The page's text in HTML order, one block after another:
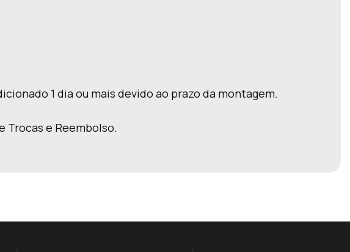
1 dia ou mais devido ao prazo da montagem.
Trocas e Reembolso.